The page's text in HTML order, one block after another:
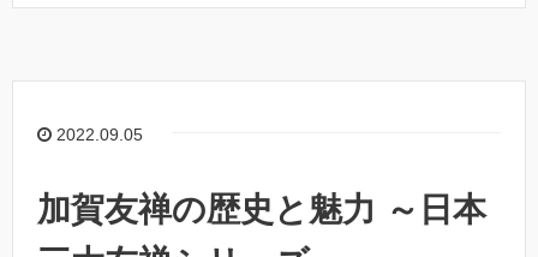
2022.09.05
加賀友禅の歴史と魅力 ～日本